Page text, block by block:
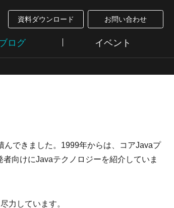
資料ダウンロード お問い合わせ
ログ イベント
できました。1999年からは、コアJavaプ
向けにJavaテクノロジーを紹介していま
力しています。